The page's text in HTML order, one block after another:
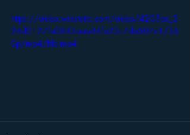
https://video.wixstatic.com/video/4205ee_3
24d0127fa0843aaa44fb23c7da507c1/36
0p/mp4/file.mp4